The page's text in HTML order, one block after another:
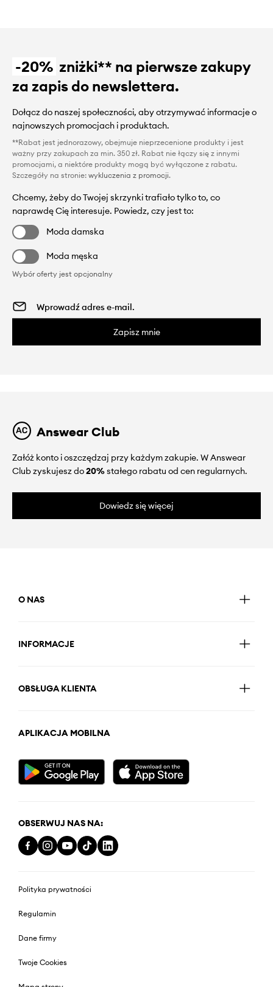
-20% zniżki** na pierwsze zakupy
za zapis do newslettera.
Dołącz do naszej społeczności, aby otrzymywać informacje o
najnowszych promocjach i produktach.
**Rabat jest jednorazowy, obejmuje nieprzecenione produkty i jest
ważny przy zakupach za min. 350 zł. Rabat nie łączy się z innymi
promocjami, a niektóre produkty mogą być wyłączone z rabatu.
Szczegóły na stronie: wykluczenia z promocji.
Chcemy, żeby do Twojej skrzynki trafiało tylko to, co
naprawdę Cię interesuje. Powiedz, czy jest to:
Moda damska
Moda męska
Wybór oferty jest opcjonalny
Zapisz mnie
Answear Club
Załóż konto i oszczędzaj przy każdym zakupie. W Answear
Club zyskujesz do20%stałego rabatu od cen regularnych.
Dowiedz się więcej
O NAS
INFORMACJE
OBSŁUGA KLIENTA
APLIKACJA MOBILNA
OBSERWUJ NAS NA:
Polityka prywatności
Regulamin
Dane firmy
Twoje Cookies